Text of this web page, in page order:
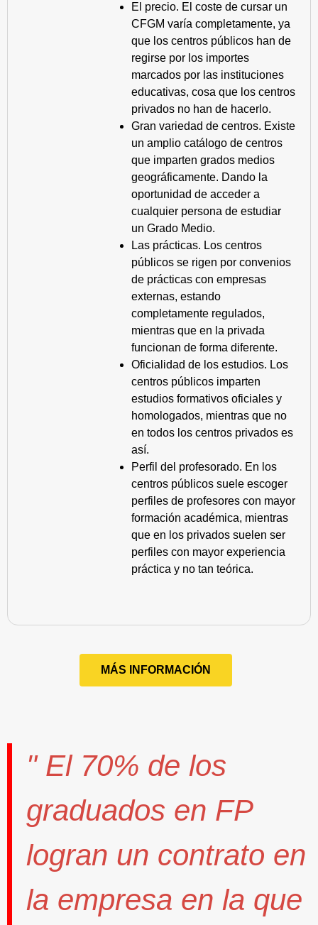
El precio. El coste de cursar un
CFGM varía completamente, ya
que los centros públicos han de
regirse por los importes
marcados por las instituciones
educativas, cosa que los centros
privados no han de hacerlo.
Gran variedad de centros. Existe
un amplio catálogo de centros
que imparten grados medios
geográficamente. Dando la
oportunidad de acceder a
cualquier persona de estudiar
un Grado Medio.
Las prácticas. Los centros
públicos se rigen por convenios
de prácticas con empresas
externas, estando
completamente regulados,
mientras que en la privada
funcionan de forma diferente.
Oficialidad de los estudios. Los
centros públicos imparten
estudios formativos oficiales y
homologados, mientras que no
en todos los centros privados es
así.
Perfil del profesorado. En los
centros públicos suele escoger
perfiles de profesores con mayor
formación académica, mientras
que en los privados suelen ser
perfiles con mayor experiencia
práctica y no tan teórica.
MÁS INFORMACIÓN
" El 70% de los
graduados en FP
logran un contrato en
la empresa en la que